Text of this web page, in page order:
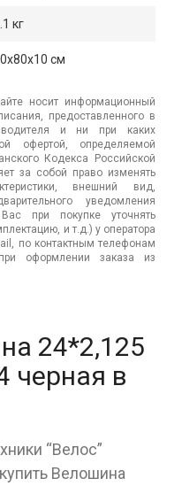
кг
см
носит информационный
предоставленного в
и ни при каких
офертой, определяемой
Кодекса Российской
за собой право изменять
внешний вид,
уведомления
при покупке уточнять
и т.д.) у оператора
по контактным телефонам
оформлении заказа из
24*2,125
черная в
“Велос”
Велошина